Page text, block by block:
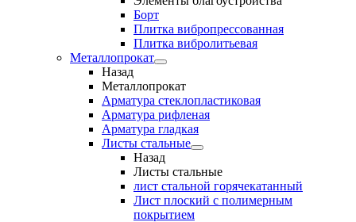
Борт
Плитка вибропрессованная
Плитка вибролитьевая
Металлопрокат
Назад
Металлопрокат
Арматура стеклопластиковая
Арматура рифленая
Арматура гладкая
Листы стальные
Назад
Листы стальные
лист стальной горячекатанный
Лист плоский с полимерным
покрытием